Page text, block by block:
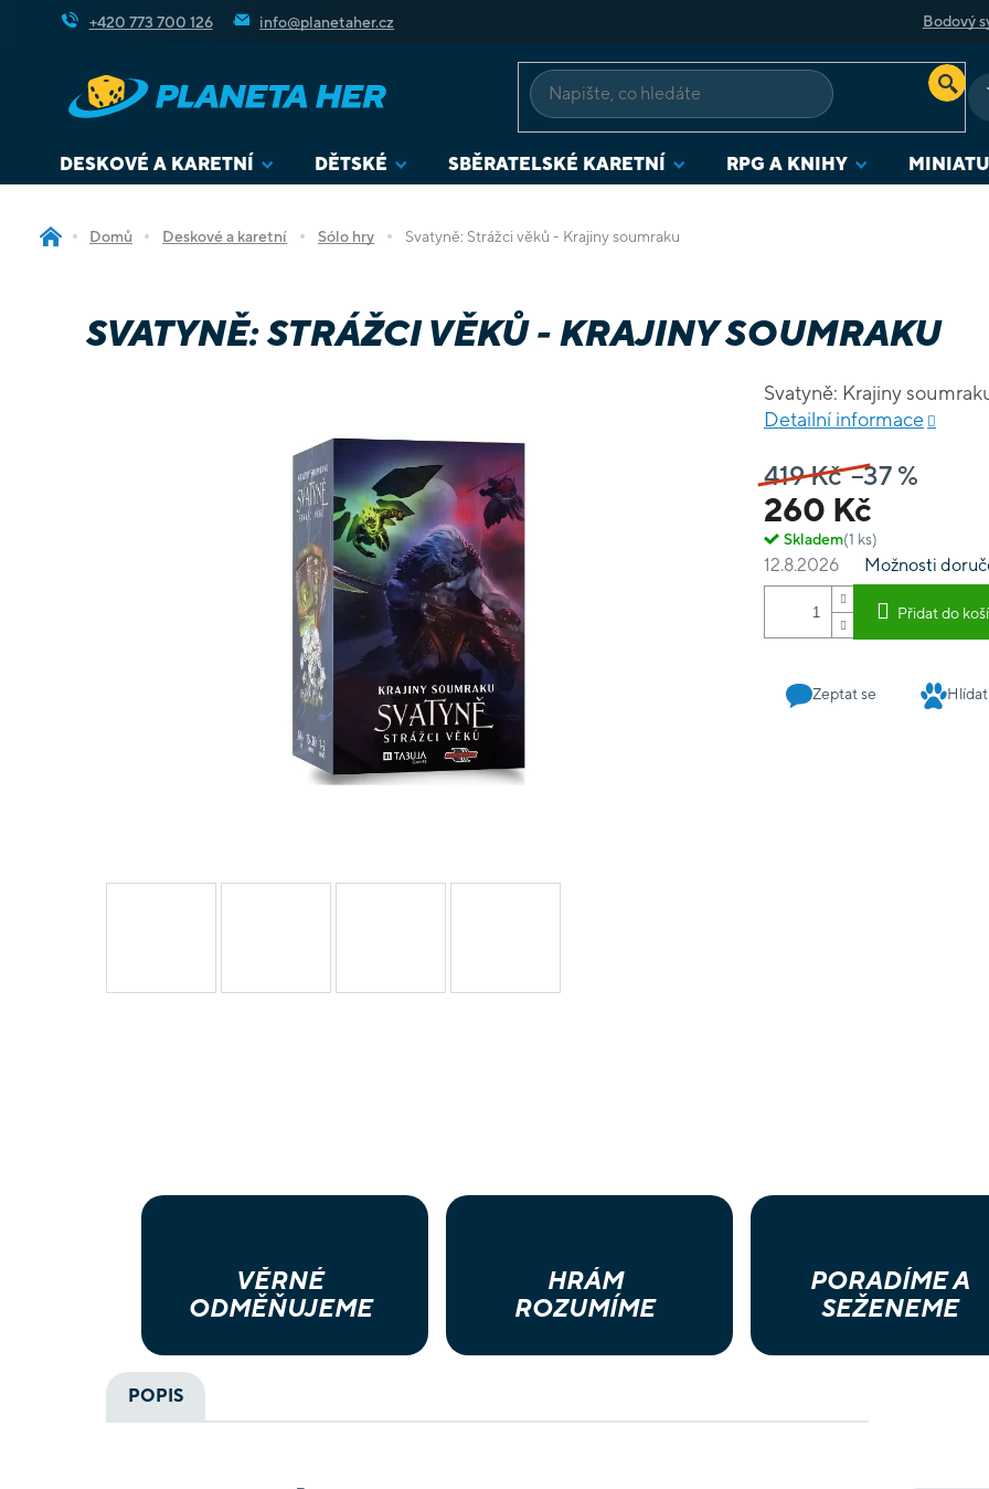
+420 773 700 126 info@planetaher.cz Bodový
DESKOVÉ A KARETNÍ DĚTSKÉ SBĚRATELSKÉ KARETNÍ RPG A KNIHY
Domů Deskové a karetní Sólo hry Svatyně: Strážci věků - Krajiny soumraku
SVATYNĚ: STRÁŽCI VĚKŮ - KRAJINY SOUMRAKU
419 Kč –37 %
260 Kč
Skladem(1 ks)
12.8.2026 Možnosti
Přidat do
Svatyně: Krajiny
Detailní informace
Zeptat se Hlídat
VĚRNÉ
ODMĚŇUJEME
HRÁM
ROZUMÍME
PORADÍME A
SEŽENEME
POPIS